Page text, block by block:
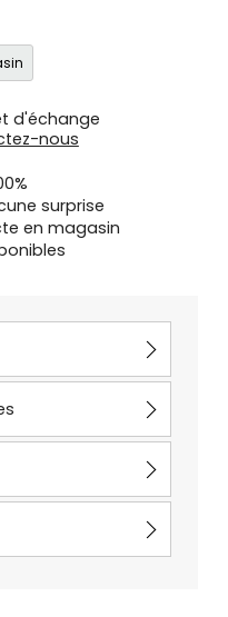
d'échange
nous
surprise
en magasin